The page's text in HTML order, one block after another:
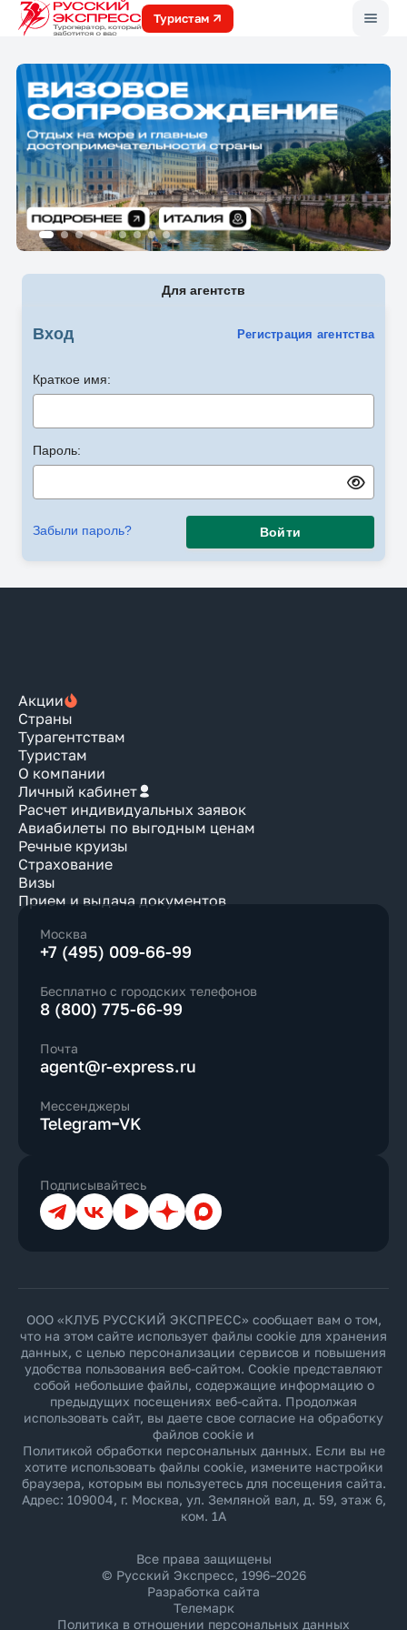
Туристам
Для агентств
Вход Регистрация агентства
Краткое имя:
Пароль:
Забыли пароль? Войти
Акции
Страны
Турагентствам
Туристам
О компании
Личный кабинет
Расчет индивидуальных заявок
Авиабилеты по выгодным ценам
Речные круизы
Страхование
Визы
Прием и выдача документов
Москва
+7 (495) 009-66-99
Бесплатно с городских телефонов
8 (800) 775-66-99
Почта
agent@r-express.ru
Мессенджеры
Telegram VK
Подписывайтесь
ТелеграмВКонтакте
YouTubeДзен Max
ООО «КЛУБ РУССКИЙ ЭКСПРЕСС» сообщает вам о том,
что на этом сайте использует файлы cookie для хранения
данных, с целью персонализации сервисов и повышения
удобства пользования веб-сайтом. Cookie представляют
собой небольшие файлы, содержащие информацию о
предыдущих посещениях веб-сайта. Продолжая
использовать сайт, вы даете свое согласие на обработку
файлов cookie и
Политикой обработки персональных данных. Если вы не
хотите использовать файлы cookie, измените настройки
браузера, которым вы пользуетесь для посещения сайта.
Адрес: 109004, г. Москва, ул. Земляной вал, д. 59, этаж 6,
ком. 1А
Все права защищены
© Русский Экспресс, 1996–2026
Разработка сайта
Телемарк
Политика в отношении персональных данных